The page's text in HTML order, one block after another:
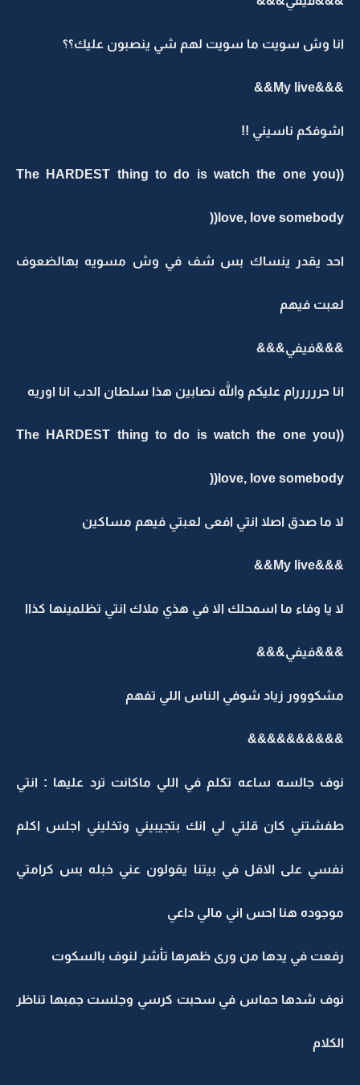
انا وش سويت ما سويت لهم شي ينصبون عليك؟؟
&&&My live&&
اشوفكم ناسيني !!
((The HARDEST thing to do is watch the one you
love, love somebody((
احد يقدر ينساك بس شف في وش مسويه بهالضعوف
لعبت فيهم
&&&فيفي&&&
انا حرررررام عليكم والله نصابين هذا سلطان الدب انا اوريه
((The HARDEST thing to do is watch the one you
love, love somebody((
لا ما صدق اصلا انتي افعى لعبتي فيهم مساكين
&&&My live&&
لا يا وفاء ما اسمحلك الا في هذي ملاك انتي تظلمينها كذاا
&&&فيفي&&&
مشكووور زياد شوفي الناس اللي تفهم
&&&&&&&&&&
نوف جالسه ساعه تكلم في اللي ماكانت ترد عليها : انتي
طفشتني كان قلتي لي انك بتجيبيني وتخليني اجلس اكلم
نفسي على الاقل في بيتنا يقولون عني خبله بس كرامتي
موجوده هنا احس اني مالي داعي
رفعت في يدها من ورى ظهرها تأشر لنوف بالسكوت
نوف شدها حماس في سحبت كرسي وجلست جمبها تناظر
الكلام